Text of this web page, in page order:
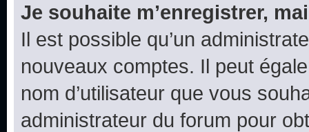
Je souhaite m’enregistrer,
Il est possible qu’un
nouveaux comptes. Il peut
nom d’utilisateur que vous
administrateur du forum pour